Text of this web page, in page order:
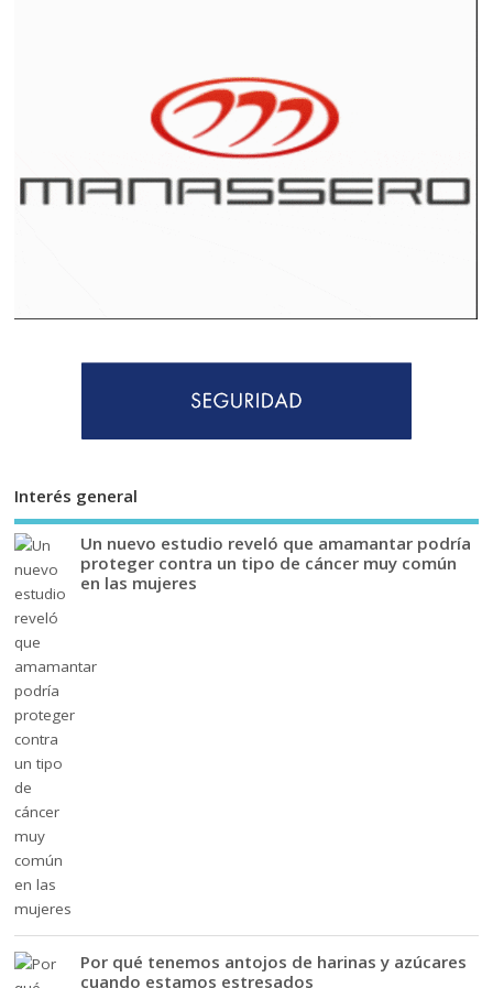
Interés general
Un nuevo estudio reveló que amamantar podría
proteger contra un tipo de cáncer muy común
en las mujeres
Por qué tenemos antojos de harinas y azúcares
cuando estamos estresados